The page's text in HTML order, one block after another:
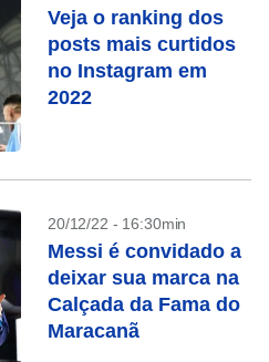
Veja o ranking dos
posts mais curtidos
no Instagram em
2022
20/12/22 - 16:30min
Messi é convidado a
deixar sua marca na
Calçada da Fama do
Maracanã